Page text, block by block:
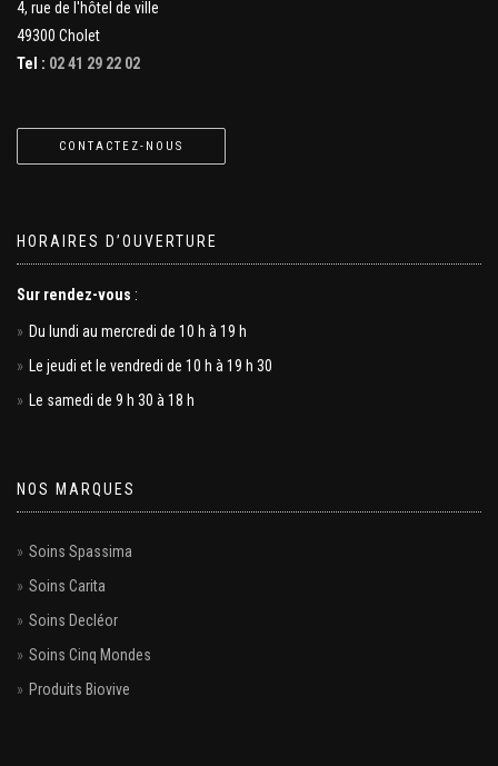
4, rue de l'hôtel de ville
49300 Cholet
Tel : 02 41 29 22 02
CONTACTEZ-NOUS
HORAIRES D’OUVERTURE
Sur rendez-vous :
Du lundi au mercredi de 10 h à 19 h
Le jeudi et le vendredi de 10 h à 19 h 30
Le samedi de 9 h 30 à 18 h
NOS MARQUES
Soins Spassima
Soins Carita
Soins Decléor
Soins Cinq Mondes
Produits Biovive